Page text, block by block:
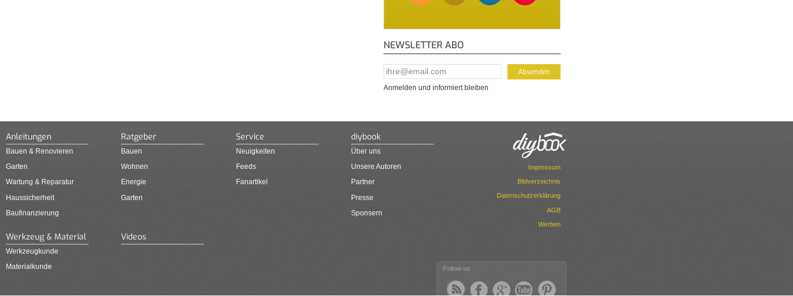
NEWSLETTER ABO
E-Mail Addresse*
Anmelden und informiert bleiben
Anleitungen
Bauen & Renovieren
Garten
Wartung & Reparatur
Haussicherheit
Baufinanzierung
Ratgeber
Bauen
Wohnen
Energie
Garten
Service
Neuigkeiten
Feeds
Fanartikel
diybook
Über uns
Unsere Autoren
Partner
Presse
Sponsern
Werkzeug & Material
Werkzeugkunde
Materialkunde
Videos
Impressum
Bildverzeichnis
Datenschutzerklärung
AGB
Werben
Follow us